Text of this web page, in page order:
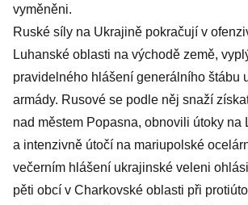
vyměněni.
Ruské síly na Ukrajině pokračují v
Luhanské oblasti na východě země,
pravidelného hlášení generálního štábu
armády. Rusové se podle něj snaží
nad městem Popasna, obnovili útoky na
a intenzivně útočí na mariupolské
večerním hlášení ukrajinské veleni
pěti obcí v Charkovské oblasti při